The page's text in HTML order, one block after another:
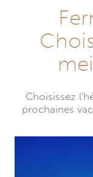
Choisissez
prochaines